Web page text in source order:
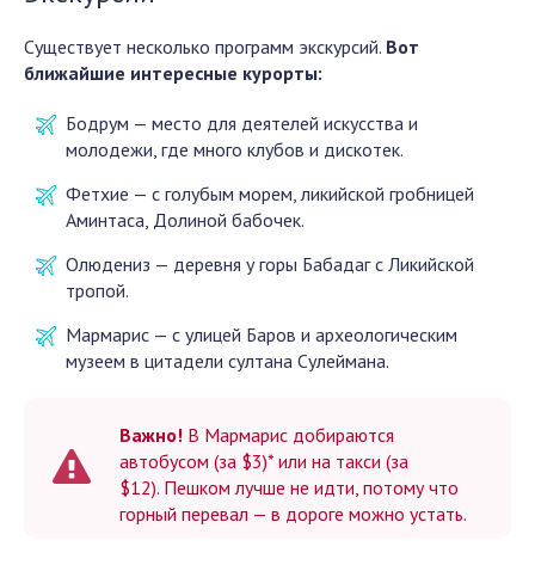
Существует несколько программ экскурсий. Вот
ближайшие интересные курорты:
Бодрум — место для деятелей искусства и
молодежи, где много клубов и дискотек.
Фетхие — с голубым морем, ликийской гробницей
Аминтаса, Долиной бабочек.
Олюдениз — деревня у горы Бабадаг с Ликийской
тропой.
Мармарис — с улицей Баров и археологическим
музеем в цитадели султана Сулеймана.
Важно! В Мармарис добираются
автобусом (за $3)* или на такси (за
$12). Пешком лучше не идти, потому что
горный перевал — в дороге можно устать.